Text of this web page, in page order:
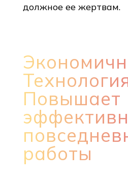
должное ее жертвам.
Повышает
работы